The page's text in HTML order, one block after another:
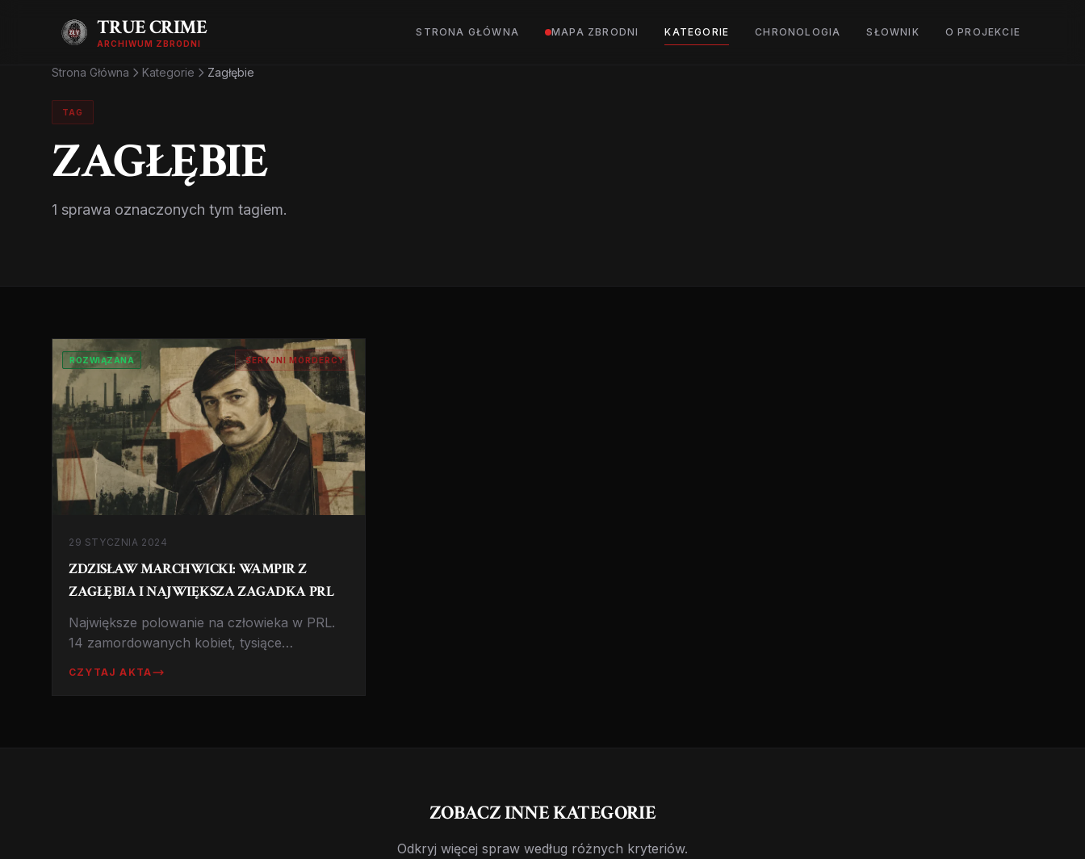
TRUE CRIME
ARCHIWUM ZBRODNI
STRONA GŁÓWNA MAPA ZBRODNI KATEGORIE CHRONOLOGIA SŁOWNIK O PROJEKCIE
Strona Główna Kategorie Zagłębie
TAG
ZAGŁĘBIE
1 sprawa oznaczonych tym tagiem.
ROZWIĄZANA SERYJNI MORDERCY
29 STYCZNIA 2024
ZDZISŁAW MARCHWICKI: WAMPIR Z
ZAGŁĘBIA I NAJWIĘKSZA ZAGADKA PRL
Największe polowanie na człowieka w PRL.
14 zamordowanych kobiet, tysiące
CZYTAJ AKTA
ZOBACZ INNE KATEGORIE
Odkryj więcej spraw według różnych kryteriów.